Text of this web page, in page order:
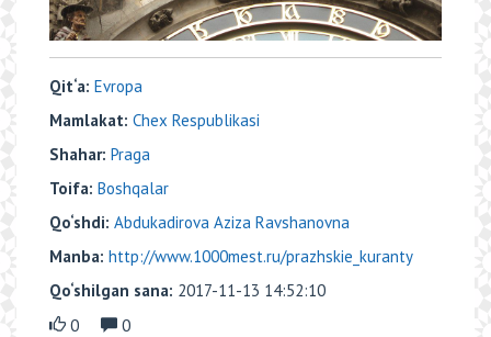
Qit‘a: Evropa
Mamlakat: Chex Respublikasi
Shahar: Praga
Toifa: Boshqalar
Qo‘shdi: Abdukadirova Aziza Ravshanovna
Manba: http://www.1000mest.ru/prazhskie_kuranty
Qo‘shilgan sana: 2017-11-13 14:52:10
0
0